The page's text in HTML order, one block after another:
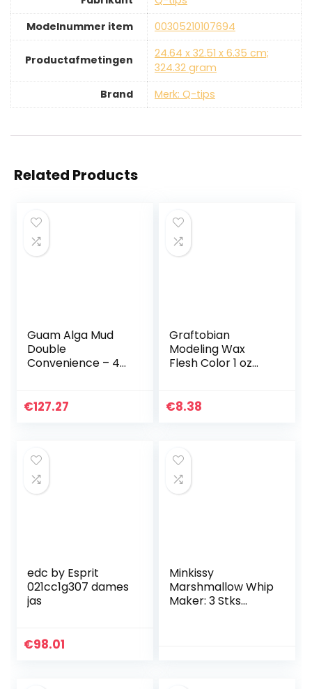
Modelnummer item
‎00305210107694
Productafmetingen
‎24.64 x 32.51 x 6.35 cm;
324.32 gram
Brand
Merk: Q-tips
Related Products
Guam Alga Mud
Double
Convenience – 4
750 ml + 2
€127.27
Graftobian
Modeling Wax
Flesh Color 1 oz
€8.38
edc by Esprit
021cc1g307 dames
jas
€98.01
Minkissy
Marshmallow Whip
Maker: 3 Stks